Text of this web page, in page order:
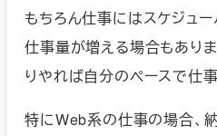
もちろん仕事にはスケジュ
仕事量が増える場合もあり
りやれば自分のペースで仕
特にWeb系の仕事の場合、